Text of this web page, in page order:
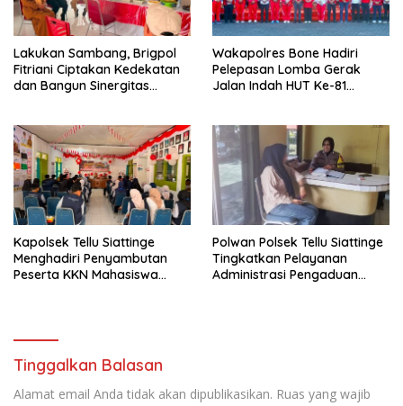
Lakukan Sambang, Brigpol
Fitriani Ciptakan Kedekatan
dan Bangun Sinergitas
Wakapolres Bone Hadiri
Pelepasan Lomba Gerak
Jalan Indah HUT Ke-81
Kapolsek Tellu Siattinge
Menghadiri Penyambutan
Peserta KKN Mahasiswa
Polwan Polsek Tellu Siattinge
Tingkatkan Pelayanan
Administrasi Pengaduan
Tinggalkan Balasan
Alamat email Anda tidak akan dipublikasikan. Ruas yang wajib